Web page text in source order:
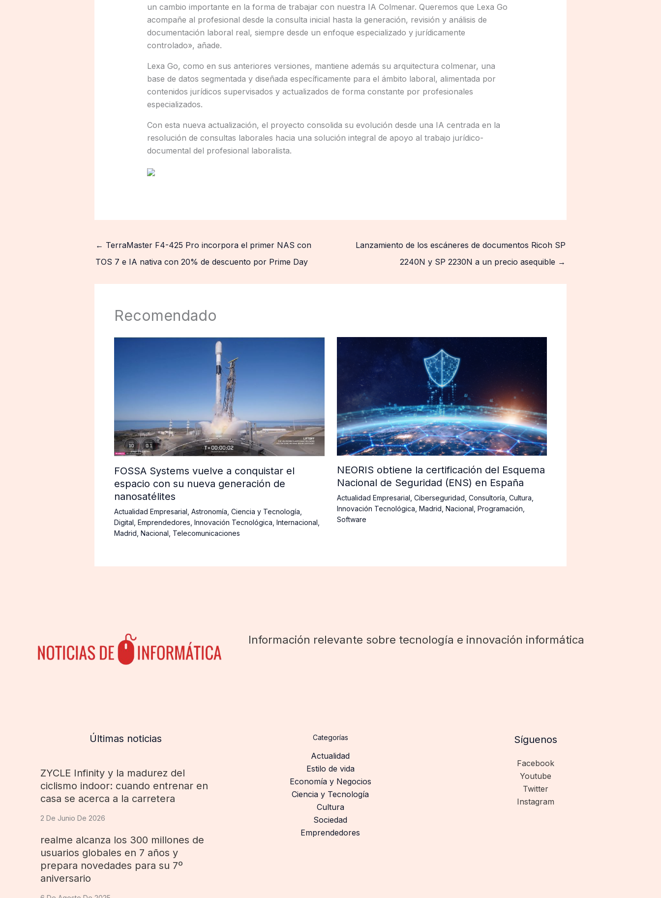
un cambio importante en la forma de trabajar con nuestra IA Colmenar. Queremos que Lexa Go
acompañe al profesional desde la consulta inicial hasta la generación, revisión y análisis de
documentación laboral real, siempre desde un enfoque especializado y jurídicamente
controlado», añade.
Lexa Go, como en sus anteriores versiones, mantiene además su arquitectura colmenar, una
base de datos segmentada y diseñada específicamente para el ámbito laboral, alimentada por
contenidos jurídicos supervisados y actualizados de forma constante por profesionales
especializados.
Con esta nueva actualización, el proyecto consolida su evolución desde una IA centrada en la
resolución de consultas laborales hacia una solución integral de apoyo al trabajo jurídico-
documental del profesional laboralista.
← TerraMaster F4-425 Pro incorpora el primer NAS con
TOS 7 e IA nativa con 20% de descuento por Prime Day
Lanzamiento de los escáneres de documentos Ricoh SP
2240N y SP 2230N a un precio asequible →
Recomendado
FOSSA Systems vuelve a conquistar el
espacio con su nueva generación de
nanosatélites
Actualidad Empresarial Astronomía Ciencia y Tecnología
Digital Emprendedores Innovación Tecnológica Internacional
Madrid Nacional Telecomunicaciones
NEORIS obtiene la certificación del Esquema
Nacional de Seguridad (ENS) en España
Actualidad Empresarial Ciberseguridad Consultoría Cultura
Innovación Tecnológica Madrid Nacional Programación
Software
Información relevante sobre tecnología e innovación informática
Últimas noticias
ZYCLE Infinity y la madurez del
ciclismo indoor: cuando entrenar en
casa se acerca a la carretera
2 De Junio De 2026
realme alcanza los 300 millones de
usuarios globales en 7 años y
prepara novedades para su 7º
aniversario
Categorías
Actualidad
Estilo de vida
Economía y Negocios
Ciencia y Tecnología
Cultura
Sociedad
Emprendedores
Síguenos
Facebook
Youtube
Twitter
Instagram